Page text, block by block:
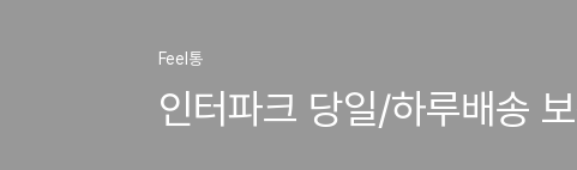
Feel통
인터파크 당일/하루배송